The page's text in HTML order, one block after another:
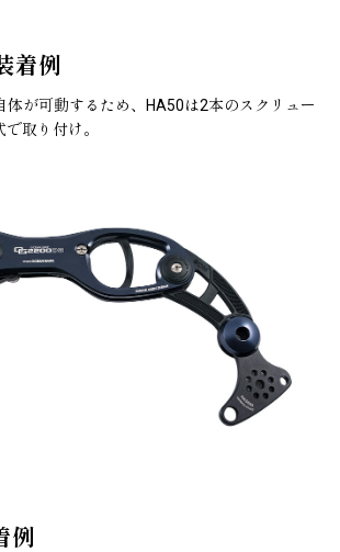
着例
体が可動するため、HA50は2本のスクリュー
取り付け。
例